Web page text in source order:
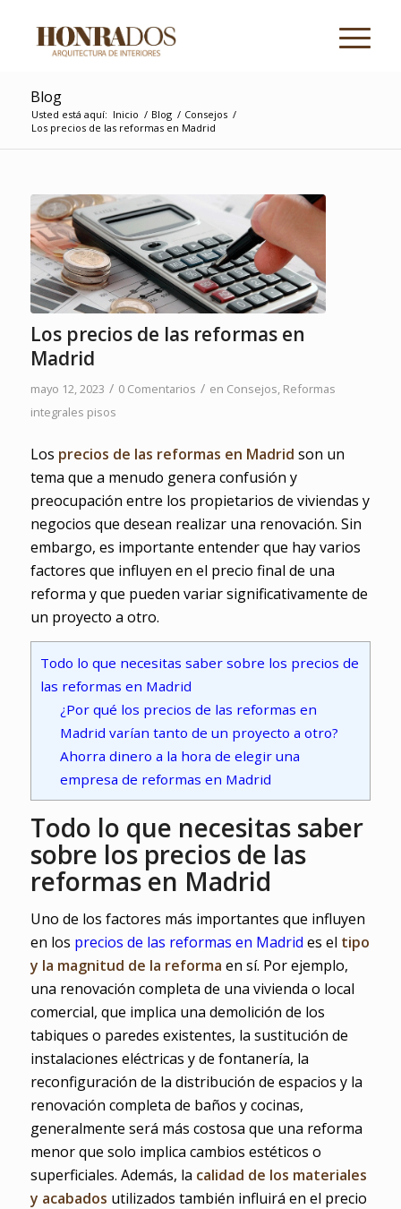
Blog
Usted está aquí: Inicio / Blog / Consejos /
Los precios de las reformas en Madrid
Los precios de las reformas en
Madrid
mayo 12, 2023 / 0 Comentarios / en Consejos, Reformas
integrales pisos
Los precios de las reformas en Madrid son un
tema que a menudo genera confusión y
preocupación entre los propietarios de viviendas y
negocios que desean realizar una renovación. Sin
embargo, es importante entender que hay varios
factores que influyen en el precio final de una
reforma y que pueden variar significativamente de
un proyecto a otro.
Todo lo que necesitas saber sobre los precios de
las reformas en Madrid
¿Por qué los precios de las reformas en
Madrid varían tanto de un proyecto a otro?
Ahorra dinero a la hora de elegir una
empresa de reformas en Madrid
Todo lo que necesitas saber
sobre los precios de las
reformas en Madrid
Uno de los factores más importantes que influyen
en los precios de las reformas en Madrid es el tipo
y la magnitud de la reforma en sí. Por ejemplo,
una renovación completa de una vivienda o local
comercial, que implica una demolición de los
tabiques o paredes existentes, la sustitución de
instalaciones eléctricas y de fontanería, la
reconfiguración de la distribución de espacios y la
renovación completa de baños y cocinas,
generalmente será más costosa que una reforma
menor que solo implica cambios estéticos o
superficiales. Además, la calidad de los materiales
y acabados utilizados también influirá en el precio